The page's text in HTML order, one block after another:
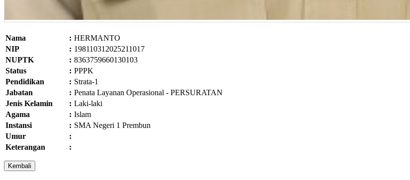
Nama : HERMANTO
NIP
: 198110312025211017
NUPTK
: 8363759660130103
Status
: PPPK
Pendidikan
: Strata-1
Jabatan
: Penata Layanan Operasional - PERSURATAN
Jenis Kelamin
: Laki-laki
Agama
: Islam
Instansi
: SMA Negeri 1 Prembun
Umur
:
Keterangan
: